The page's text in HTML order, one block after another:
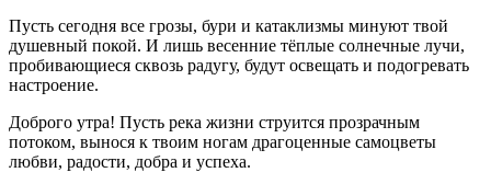
Пусть сегодня все грозы, бури и катаклизмы минуют твой
душевный покой. И лишь весенние тёплые солнечные лучи,
пробивающиеся сквозь радугу, будут освещать и подогревать
настроение.
Доброго утра! Пусть река жизни струится прозрачным
потоком, вынося к твоим ногам драгоценные самоцветы
любви, радости, добра и успеха.